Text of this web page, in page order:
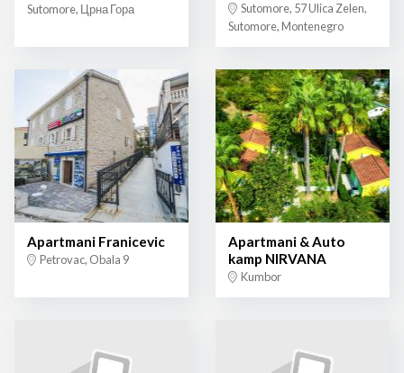
Sutomore, Црна Гора
Sutomore, 57 Ulica Zelen,
Sutomore, Montenegro
Apartmani Franicevic
Petrovac, Obala 9
Apartmani & Auto
kamp NIRVANA
Kumbor